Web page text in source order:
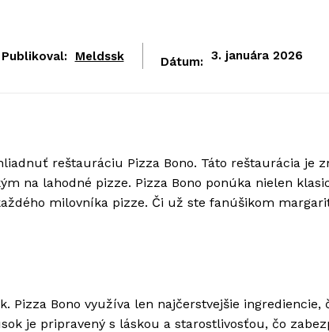
Publikoval: Meldssk Dátum: 3. januára 2026
reštauráciu Pizza Bono. Táto reštaurácia je
na lahodné pizze. Pizza Bono ponúka nielen
milovníka pizze. Či už ste fanúšikom
Bono využíva len najčerstvejšie ingrediencie,
je pripravený s láskou a starostlivosťou, čo